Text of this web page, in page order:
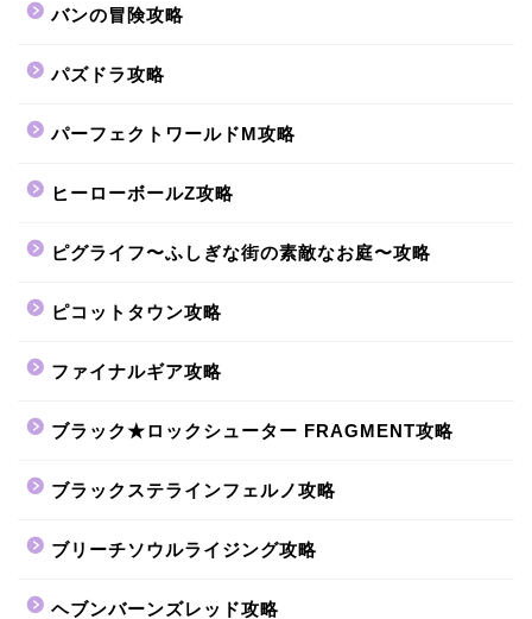
バンの冒険攻略
パズドラ攻略
パーフェクトワールドM攻略
ヒーローボールZ攻略
ピグライフ〜ふしぎな街の素敵なお庭〜攻略
ピコットタウン攻略
ファイナルギア攻略
ブラック★ロックシューター FRAGMENT攻略
ブラックステラインフェルノ攻略
ブリーチソウルライジング攻略
ヘブンバーンズレッド攻略